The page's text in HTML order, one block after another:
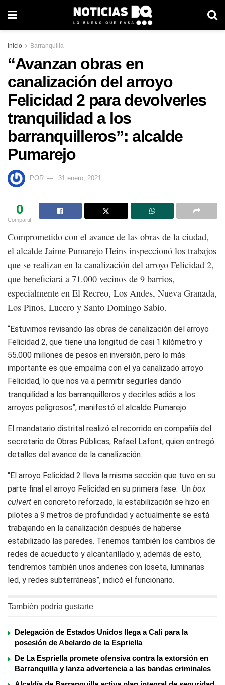
Inicio Barranquilla
“Avanzan obras en
canalización del arroyo
Felicidad 2 para devolverles
tranquilidad a los
barranquilleros”: alcalde
Pumarejo
POR 31 enero, 2021
0
Compartit
Comprometido con el avance de las obras de la ciudad,
el alcalde Jaime Pumarejo Heins inspeccionó los trabajos
que se realizan en la canalización del arroyo Felicidad 2,
que beneficiará a 71.000 vecinos de 9 barrios,
especialmente en El Recreo, Los Andes, Nueva Granada,
Los Pinos, Lucero y Santo Domingo Sabio.
“Estuvimos revisando las obras de canalización del arroyo
Felicidad 2, que tiene una longitud de casi 1 kilómetro y
55.000 millones de pesos en inversión, pero lo más
importante es que empalma con el ya canalizado arroyo
Felicidad, lo que nos va a permitir seguirles dando
tranquilidad a los barranquilleros y decirles adiós a los
arroyos peligrosos”, manifestó el alcalde Pumarejo.
El mandatario distrital realizó el recorrido en compañía del
secretario de Obras Públicas, Rafael Lafont, quien entregó
detalles del avance de la canalización.
“El arroyo Felicidad 2 lleva la misma sección que tuvo en su
parte final el arroyo Felicidad en su primera fase. Un box
culvert en concreto reforzado, la estabilización se hizo en
pilotes a 9 metros de profundidad y actualmente se está
trabajando en la canalización después de haberse
estabilizado las paredes. Tenemos también los cambios de
redes de acueducto y alcantarillado y, además de esto,
tendremos también unos andenes con loseta, luminarias
led, y redes subterráneas”, indicó el funcionario.
También podría gustarte
Delegación de Estados Unidos llega a Cali para la
posesión de Abelardo de la Espriella
De La Espriella promete ofensiva contra la extorsión en
Barranquilla y lanza advertencia a las bandas criminales